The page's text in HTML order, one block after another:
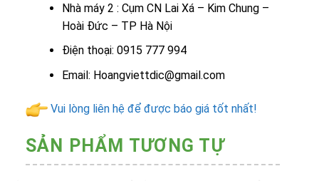
Nhà máy 2 : Cụm CN Lai Xá – Kim Chung –
Hoài Đức – TP Hà Nội
Điện thoại: 0915 777 994
Email: Hoangviettdic@gmail.com
Vui lòng liên hệ để được báo giá tốt nhất!
SẢN PHẨM TƯƠNG TỰ